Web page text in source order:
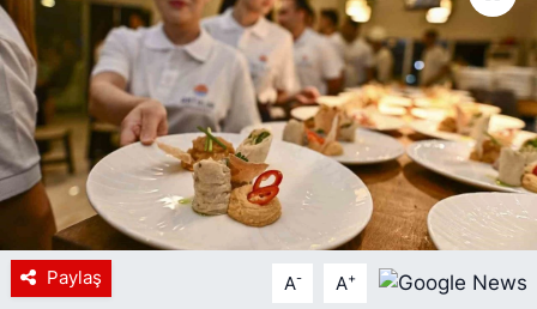
Paylaş A- A+
Haberde insan
Tanıtım